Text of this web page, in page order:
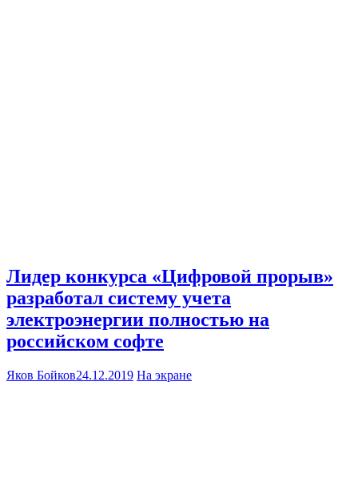
Лидер конкурса «Цифровой прорыв»
разработал систему учета
электроэнергии полностью на
российском софте
Яков Бойков24.12.2019 На экране